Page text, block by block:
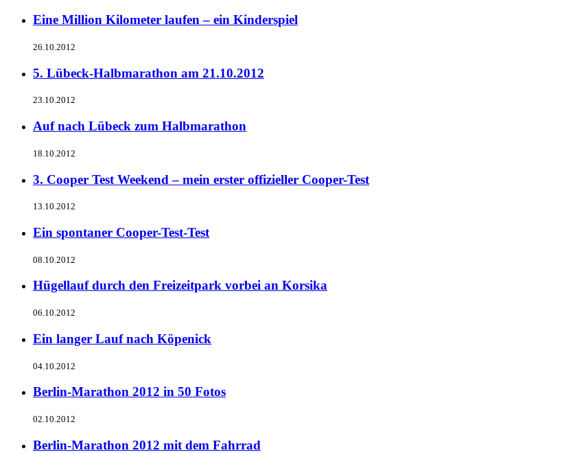
Eine Million Kilometer laufen – ein Kinderspiel
26.10.2012
5. Lübeck-Halbmarathon am 21.10.2012
23.10.2012
Auf nach Lübeck zum Halbmarathon
18.10.2012
3. Cooper Test Weekend – mein erster offizieller Cooper-Test
13.10.2012
Ein spontaner Cooper-Test-Test
08.10.2012
Hügellauf durch den Freizeitpark vorbei an Korsika
06.10.2012
Ein langer Lauf nach Köpenick
04.10.2012
Berlin-Marathon 2012 in 50 Fotos
02.10.2012
Berlin-Marathon 2012 mit dem Fahrrad